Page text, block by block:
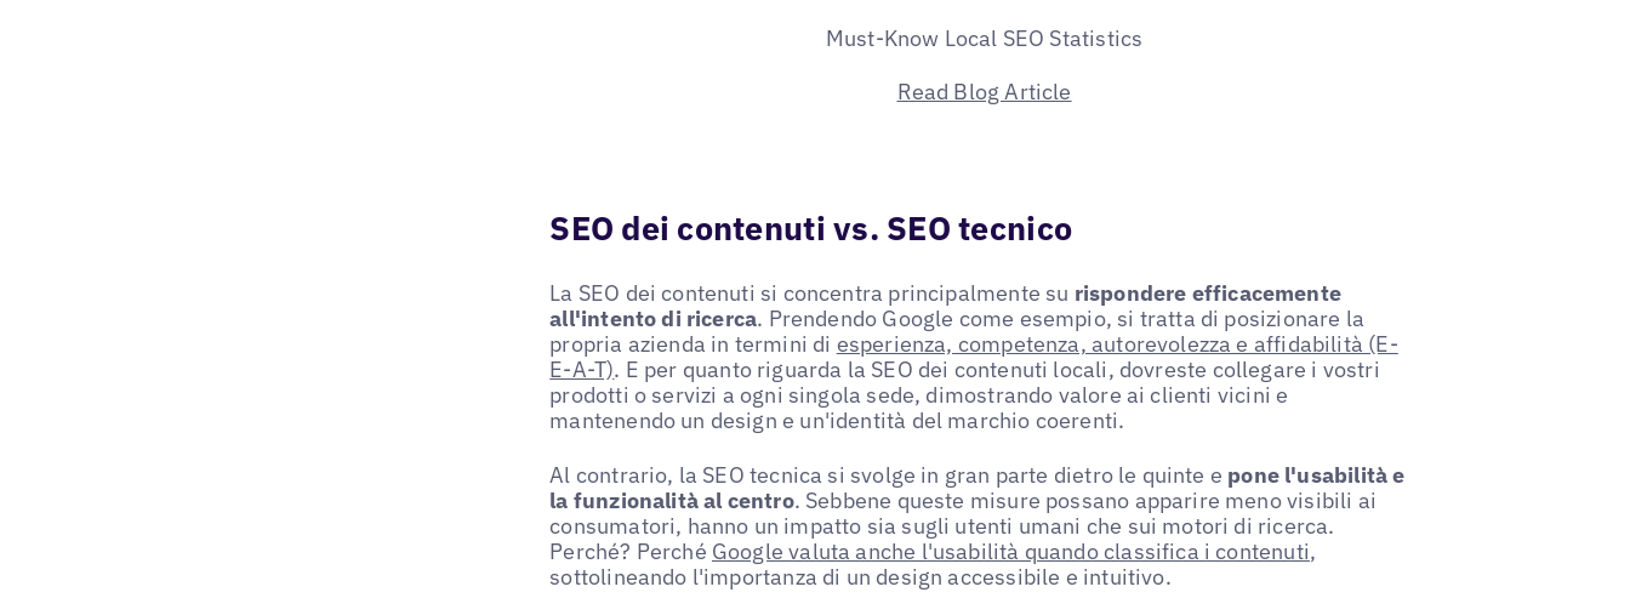
Must-Know Local SEO Statistics
Read Blog Article
SEO dei contenuti vs. SEO tecnico
La SEO dei contenuti si concentra principalmente su rispondere efficacemente
all'intento di ricerca. Prendendo Google come esempio, si tratta di posizionare la
propria azienda in termini di esperienza, competenza, autorevolezza e affidabilità (E-
E-A-T). E per quanto riguarda la SEO dei contenuti locali, dovreste collegare i vostri
prodotti o servizi a ogni singola sede, dimostrando valore ai clienti vicini e
mantenendo un design e un'identità del marchio coerenti.
Al contrario, la SEO tecnica si svolge in gran parte dietro le quinte e pone l'usabilità e
la funzionalità al centro. Sebbene queste misure possano apparire meno visibili ai
consumatori, hanno un impatto sia sugli utenti umani che sui motori di ricerca.
Perché? Perché Google valuta anche l'usabilità quando classifica i contenuti,
sottolineando l'importanza di un design accessibile e intuitivo.